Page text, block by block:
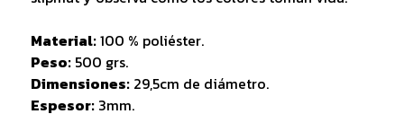
Material:100 % poliéster.
Peso:500 grs.
Dimensiones:29,5cm de diámetro.
Espesor:3mm.